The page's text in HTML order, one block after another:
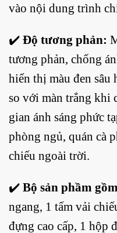
vào nội dung trình
✔️ Độ tương phản:
tương phản, chống
hiển thị màu đen sâu
so với màn trắng khi
gian ánh sáng phức
phòng ngủ, quán cà
chiếu ngoài trời.
✔️ Bộ sản phầm
ngang, 1 tấm vải
đựng cao cấp, 1 hộp